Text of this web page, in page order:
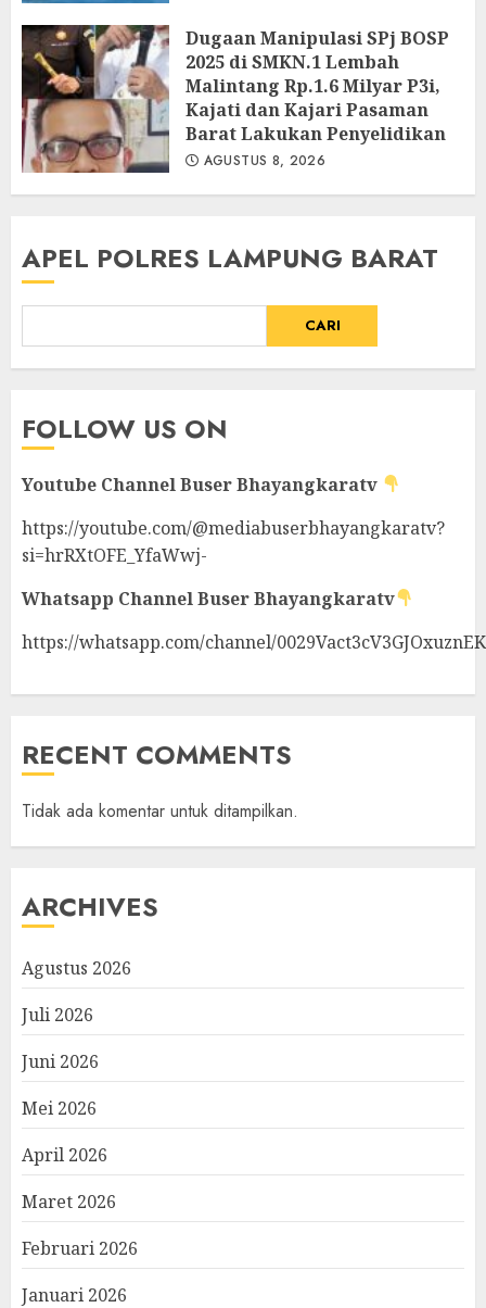
AGUSTUS 9, 2026
Dugaan Manipulasi SPj BOSP
2025 di SMKN.1 Lembah
Malintang Rp.1.6 Milyar P3i,
Kajati dan Kajari Pasaman
Barat Lakukan Penyelidikan
AGUSTUS 8, 2026
APEL POLRES LAMPUNG BARAT
CARI
FOLLOW US ON
Youtube ChannelBuser Bhayangkaratv
https://youtube.com/@mediabuserbhayangkaratv?
si=hrRXtOFE_YfaWwj-
Whatsapp ChannelBuser Bhayangkaratv
https://whatsapp.com/channel/
RECENT COMMENTS
Tidak ada komentar untuk ditampilkan.
ARCHIVES
Agustus 2026
Juli 2026
Juni 2026
Mei 2026
April 2026
Maret 2026
Februari 2026
Januari 2026